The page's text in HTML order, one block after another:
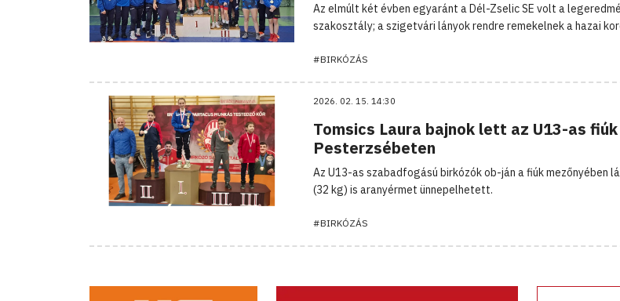
Az elmúlt két évben egyaránt a Dél-Zselic SE volt a
szakosztály; a szigetvári lányok rendre remekelnek a hazai
#BIRKÓZÁS
2026. 02. 15. 14:30
Tomsics Laura bajnok lett az U13-as
Pesterzsébeten
Az U13-as szabadfogású birkózók ob-ján a fiúk mezőnyében
(32 kg) is aranyérmet ünnepelhetett.
#BIRKÓZÁS